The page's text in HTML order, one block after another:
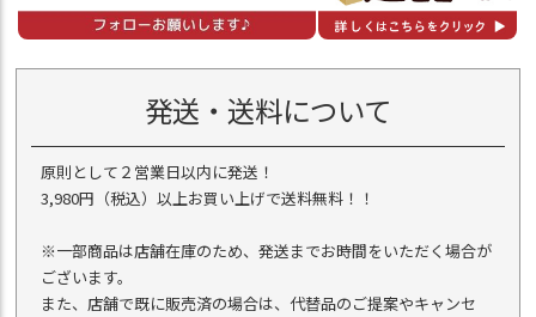
発送・送料について
原則として２営業日以内に発送！
3,980円（税込）以上お買い上げで送料無料！！
※一部商品は店舗在庫のため、発送までお時間をいただく場合が
ございます。
また、店舗で既に販売済の場合は、代替品のご提案やキャンセ